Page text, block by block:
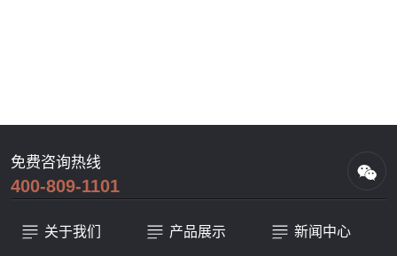
免费咨询热线
400-809-1101
关于我们 产品展示 新闻中心